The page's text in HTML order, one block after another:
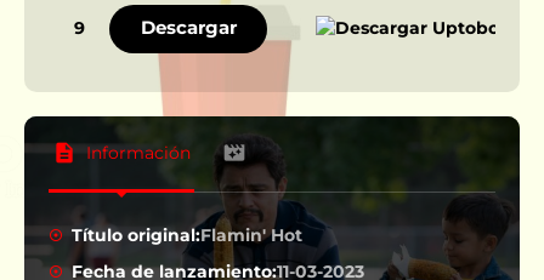
9 Descargar
Información
Título original:Flamin' Hot
Fecha de lanzamiento:11-03-2023